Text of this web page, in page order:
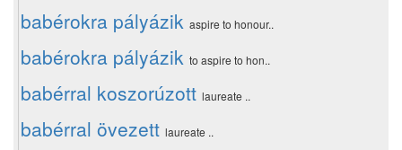
babérokra pályázik aspire to honour..
babérokra pályázik to aspire to hon..
babérral koszorúzott laureate ..
babérral övezett laureate ..